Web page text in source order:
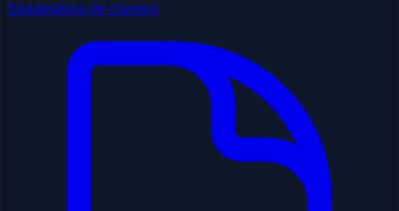
Suggestions de claviers